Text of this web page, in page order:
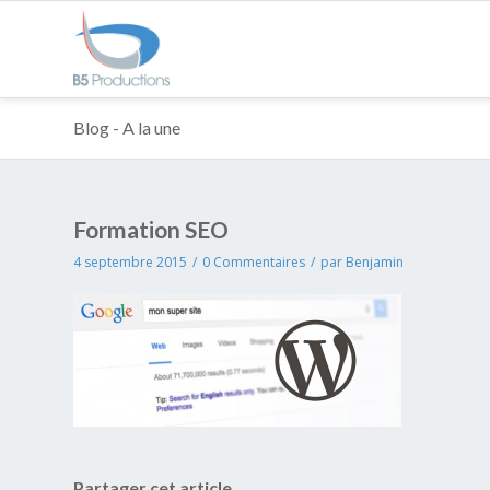
Blog - A la une
Formation SEO
4 septembre 2015 / 0 Commentaires / par Benjamin